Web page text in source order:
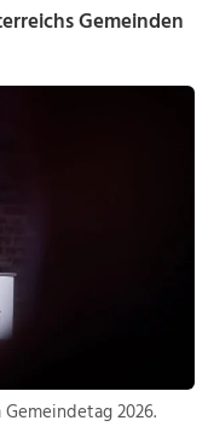
Gemeinden
2026.